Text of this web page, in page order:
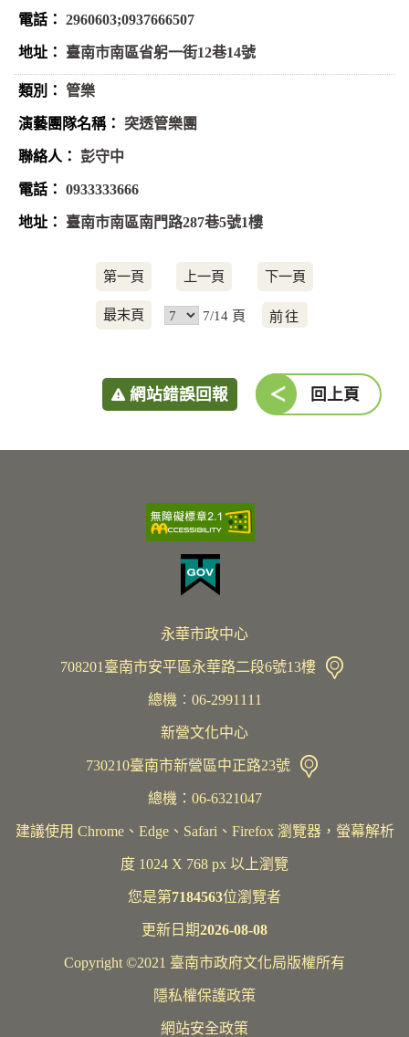
2960603;0937666507
臺南市南區省躬一街12巷14號
管樂
突透管樂團
彭守中
0933333666
臺南市南區南門路287巷5號1樓
第一頁 上一頁 下一頁
最末頁 7/14 頁
前
網站錯誤回報 回上頁
永華市政中心
708201臺南市安平區永華路二段6號13樓
總機︰06-2991111
新營文化中心
730210臺南市新營區中正路23號
總機：06-6321047
建議使用 Chrome、Edge、Safari、Firefox 瀏覽器，螢幕解析
度 1024 X 768 px 以上瀏覽
您是第7184563位瀏覽者
更新日期2026-08-08
Copyright ©2021 臺南市政府文化局版權所有
隱私權保護政策
網站安全政策